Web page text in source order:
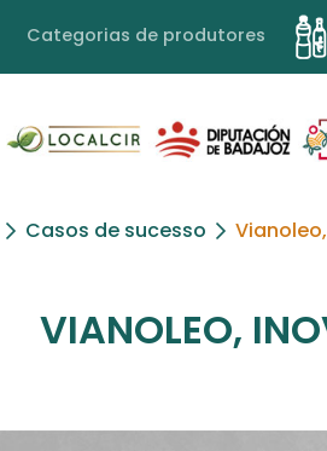
Categorias de produtores
Casos de sucesso
VIANOLEO,